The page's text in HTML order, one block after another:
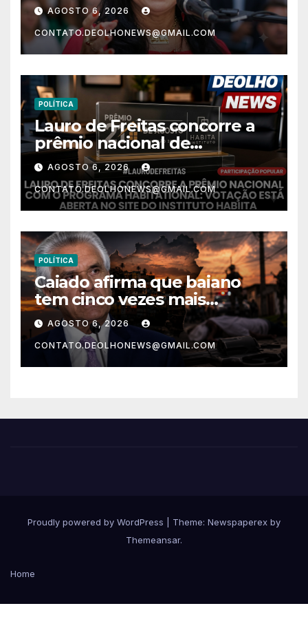
AGOSTO 6, 2026
CONTATO.DEOLHONEWS@GMAIL.COM
POLÍTICA
Lauro de Freitas concorre a
prêmio nacional de
habitação com o projeto “Tá
Rebocado”; votação está
aberta
AGOSTO 6, 2026
CONTATO.DEOLHONEWS@GMAIL.COM
POLÍTICA
Caiado afirma que baiano
tem cinco vezes mais
chances de ser assassinado
do que um morador da
Ucrânia
AGOSTO 6, 2026
CONTATO.DEOLHONEWS@GMAIL.COM
Proudly powered by WordPress
Theme: Newspaperex by
Themeansar.
Home